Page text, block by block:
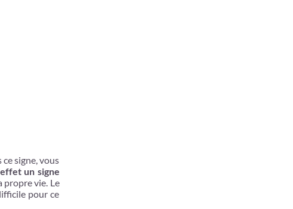
signe, vous
un signe
propre vie. Le
pour ce